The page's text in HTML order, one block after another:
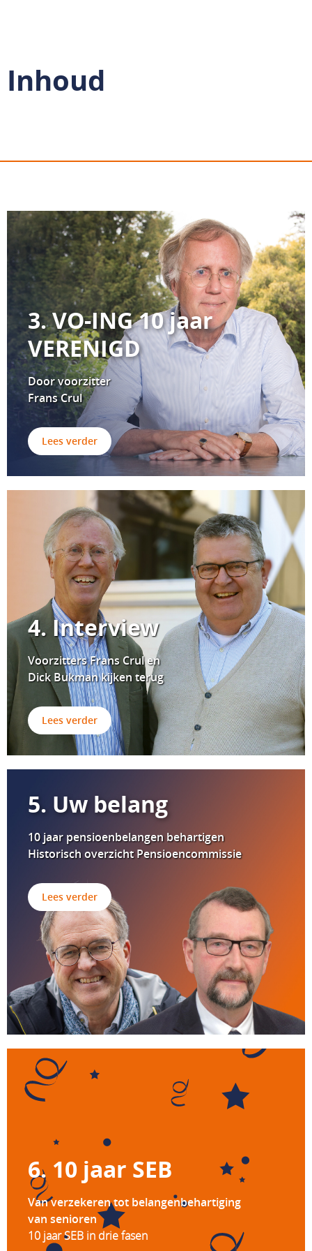
Inhoud
3. VO-ING 10 jaar
VERENIGD
Door voorzitter
Frans Crul
Lees verder
4. Interview
Voorzitters Frans Crul en
Dick Bukman kijken terug
Lees verder
5. Uw belang
10 jaar pensioenbelangen behartigen
Historisch overzicht Pensioencommissie
Lees verder
6. 10 jaar SEB
Van verzekeren tot belangenbehartiging
van senioren
10 jaar SEB in drie fasen